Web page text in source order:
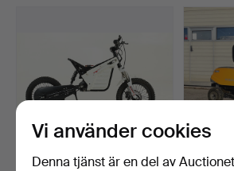
Vi använder cookies
Denna tjänst är en del av